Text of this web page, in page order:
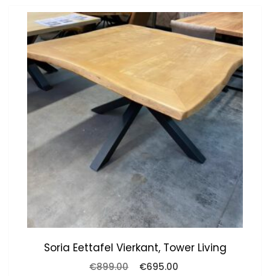
Soria Eettafel Vierkant, Tower Living
€899.00
Oorspronkelijke
€695.00